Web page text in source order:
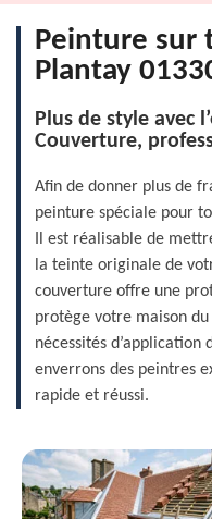
Peinture sur
Plantay
Plus de style avec
Couverture,
Afin de donner plus de
peinture spéciale pour
Il est réalisable de
la teinte originale de
couverture offre une
protège votre maison
nécessités
enverrons des peintres
rapide et réussi.